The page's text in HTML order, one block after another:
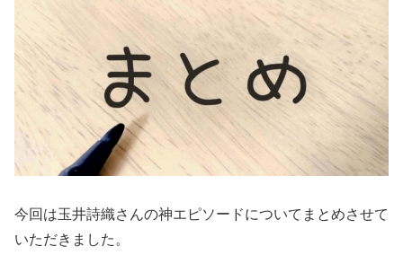
今回は玉井詩織さんの神エピソードについてまとめさせて
いただきました。